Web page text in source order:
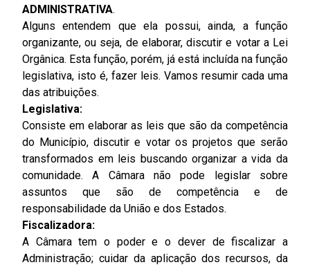
ADMINISTRATIVA.
Alguns entendem que ela possui, ainda, a função
organizante, ou seja, de elaborar, discutir e votar a Lei
Orgânica. Esta função, porém, já está incluída na função
legislativa, isto é, fazer leis. Vamos resumir cada uma
das atribuições.
Legislativa:
Consiste em elaborar as leis que são da competência
do Município, discutir e votar os projetos que serão
transformados em leis buscando organizar a vida da
comunidade. A Câmara não pode legislar sobre
assuntos que são de competência e de
responsabilidade da União e dos Estados.
Fiscalizadora:
A Câmara tem o poder e o dever de fiscalizar a
Administração; cuidar da aplicação dos recursos, da